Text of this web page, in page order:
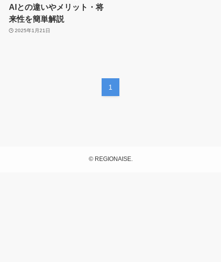
TOP
AIとの違いやメリット・将
来性を簡単解説
2025年1月21日
1
©REGIONAISE.